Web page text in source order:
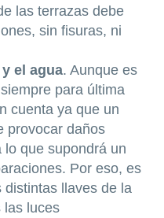
las terrazas debe
sin fisuras, ni
el agua. Aunque es
para última
cuenta ya que un
provocar daños
que supondrá un
Por eso, es
llaves de la
las luces